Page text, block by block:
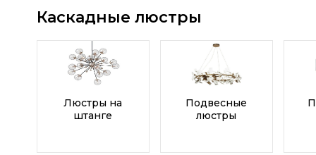
Каскадные люстры
Люстры на
штанге
Подвесные
люстры